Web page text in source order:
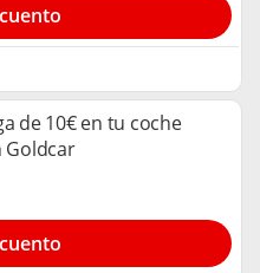
de 10€ en tu coche
Goldcar